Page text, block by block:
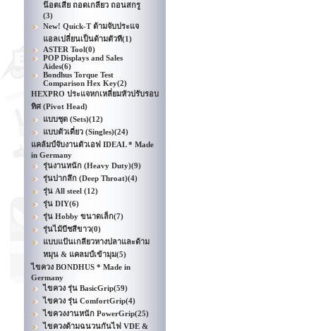
น๊อตเสีย ถอดเกลียว ถอนสกรู
(3)
New! Quick-T ด้ามจับประแจ
แอลเปลี่ยนเป็นด้ามตัวที(1)
ASTER Tool(0)
POP Displays and Sales
Aides(6)
Bondhus Torque Test
Comparison Hex Key(2)
HEXPRO ประแจหกเหลี่ยมหัวปรับรอบ
ทิศ (Pivot Head)
แบบชุด (Sets)(12)
แบบตัวเดี่ยว (Singles)(24)
แคล้มป์จับงานตัวเอฟ IDEAL * Made
in Germany
รุ่นงานหนัก (Heavy Duty)(9)
รุ่นปากลึก (Deep Throat)(4)
รุ่น All steel (12)
รุ่น DIY(6)
รุ่น Hobby ขนาดเล็ก(7)
รุ่นไม้บีชสีขาว(0)
แบบแป้นเกลียวหางปลาและด้าม
หมุน & แคลมป์เข้ามุม(5)
ไขควง BONDHUS * Made in
Germany
ไขควง รุ่น BasicGrip(59)
ไขควง รุ่น ComfortGrip(4)
ไขควงงานหนัก PowerGrip(25)
ไขควงด้ามฉนวนกันไฟ VDE &